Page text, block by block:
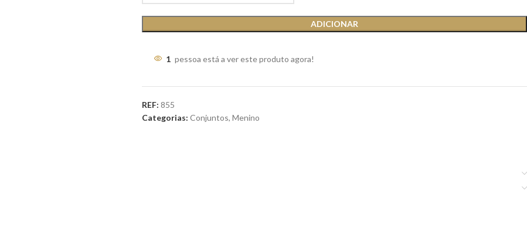
ADICIONAR
1 pessoa está a ver este produto agora!
REF: 855
Categorias: Conjuntos, Menino